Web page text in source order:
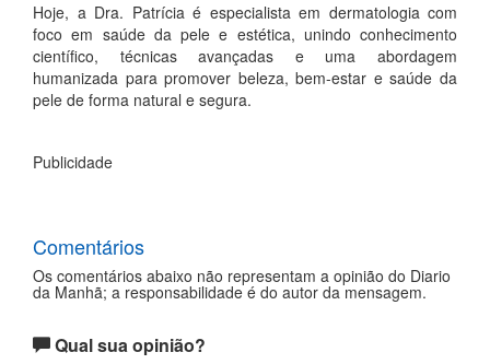
Hoje, a Dra. Patrícia é especialista em dermatologia com
foco em saúde da pele e estética, unindo conhecimento
científico, técnicas avançadas e uma abordagem
humanizada para promover beleza, bem-estar e saúde da
pele de forma natural e segura.
Publicidade
Comentários
Os comentários abaixo não representam a opinião do Diario
da Manhã; a responsabilidade é do autor da mensagem.
Qual sua opinião?